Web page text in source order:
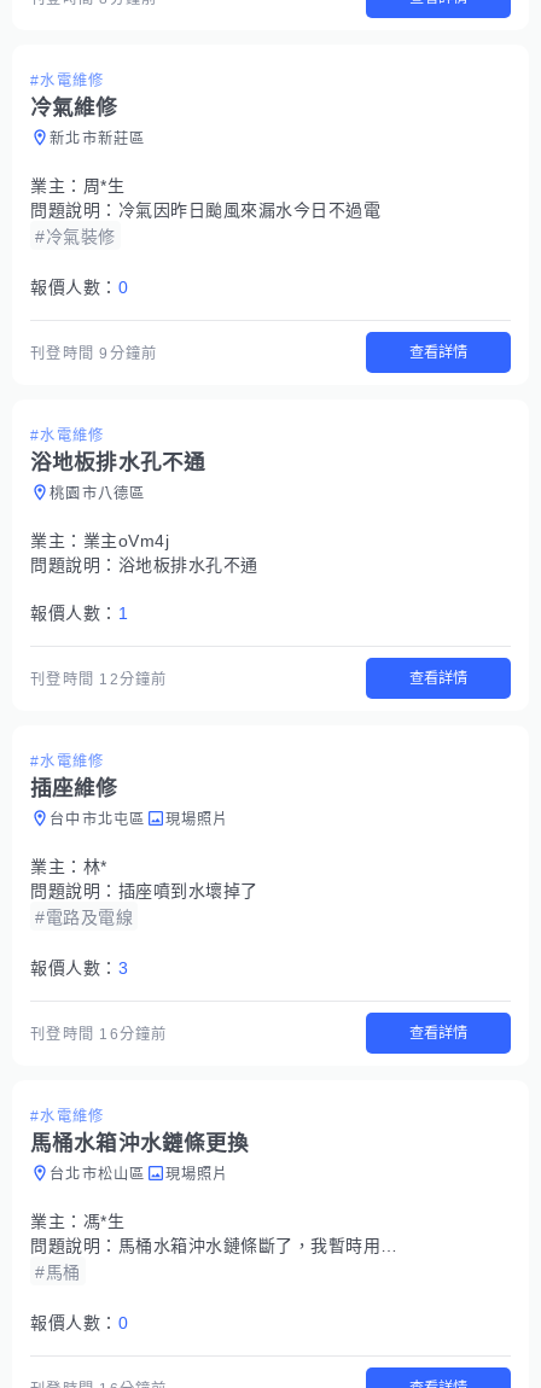
#水電維修
冷氣維修
新北市新莊區
業主： 周*生
問題說明： 冷氣因昨日颱風來漏水今日不過電
#冷氣裝修
報價人數： 0
刊登時間9分鐘前 查看詳情
#水電維修
浴地板排水孔不通
桃園市八德區
業主： 業主oVm4j
問題說明： 浴地板排水孔不通
報價人數： 1
刊登時間 12分鐘前 查看詳情
#水電維修
插座維修
台中市北屯區 現場照片
業主： 林*
問題說明： 插座噴到水壞掉了
#電路及電線
報價人數： 3
刊登時間 16分鐘前 查看詳情
#水電維修
馬桶水箱沖水鏈條更換
台北市松山區 現場照片
業主： 馮*生
問題說明： 馬桶水箱沖水鏈條斷了，我暫時用繩子綁住，要更換沖水鏈條
#馬桶
報價人數： 0